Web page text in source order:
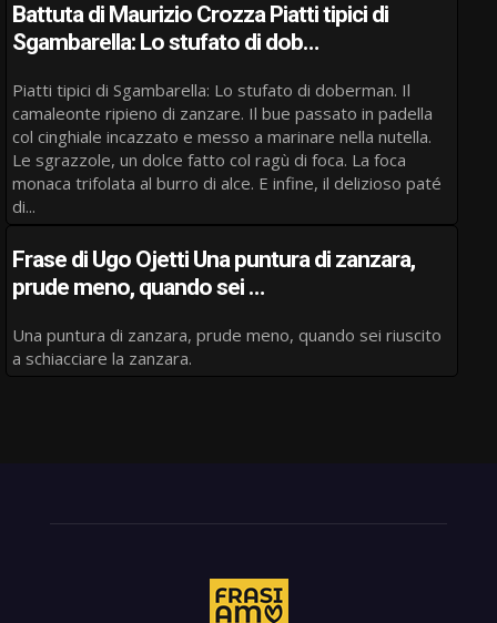
Battuta di Maurizio Crozza Piatti tipici di
Sgambarella: Lo stufato di dob…
Piatti tipici di Sgambarella: Lo stufato di doberman. Il
camaleonte ripieno di zanzare. Il bue passato in padella
col cinghiale incazzato e messo a marinare nella nutella.
Le sgrazzole, un dolce fatto col ragù di foca. La foca
monaca trifolata al burro di alce. E infine, il delizioso paté
di...
Frase di Ugo Ojetti Una puntura di zanzara,
prude meno, quando sei …
Una puntura di zanzara, prude meno, quando sei riuscito
a schiacciare la zanzara.